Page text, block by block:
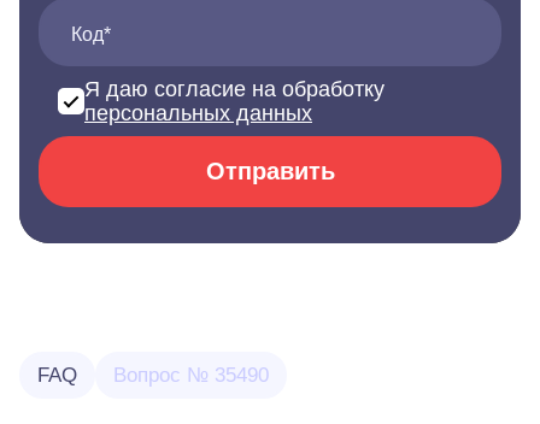
Код*
Я даю согласие на обработку
персональных данных
Отправить
FAQ Вопрос № 35490